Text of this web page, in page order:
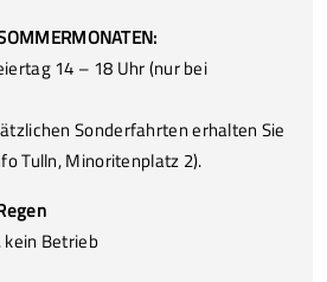
14 – 18 Uhr (nur bei
Sonderfahrten erhalten Sie
Tulln, Minoritenplatz 2).
Betrieb